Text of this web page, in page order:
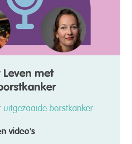
Leven met
uitgezaaide borstkanker
video's